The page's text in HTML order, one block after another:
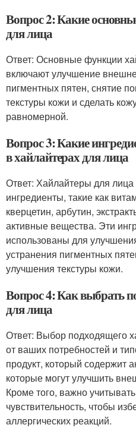
Вопрос 2: Какие
для лица
Ответ: Основные функции
включают улучшение
пигментных пятен, снятие
текстуры кожи и сделать
равномерной.
Вопрос 3: Какие
в хайлайтерах для лица
Ответ: Хайлайтеры для
ингредиенты, такие как
кверцетин, арбутин,
активные вещества. Эти
использованы для
устранения пигментных
улучшения текстуры кожи.
Вопрос 4: Как выбрать
для лица
Ответ: Выбор подходящего
от ваших потребностей и
продукт, который содержит
которые могут улучшить
Кроме того, важно
чувствительность, чтобы
аллергических реакций.